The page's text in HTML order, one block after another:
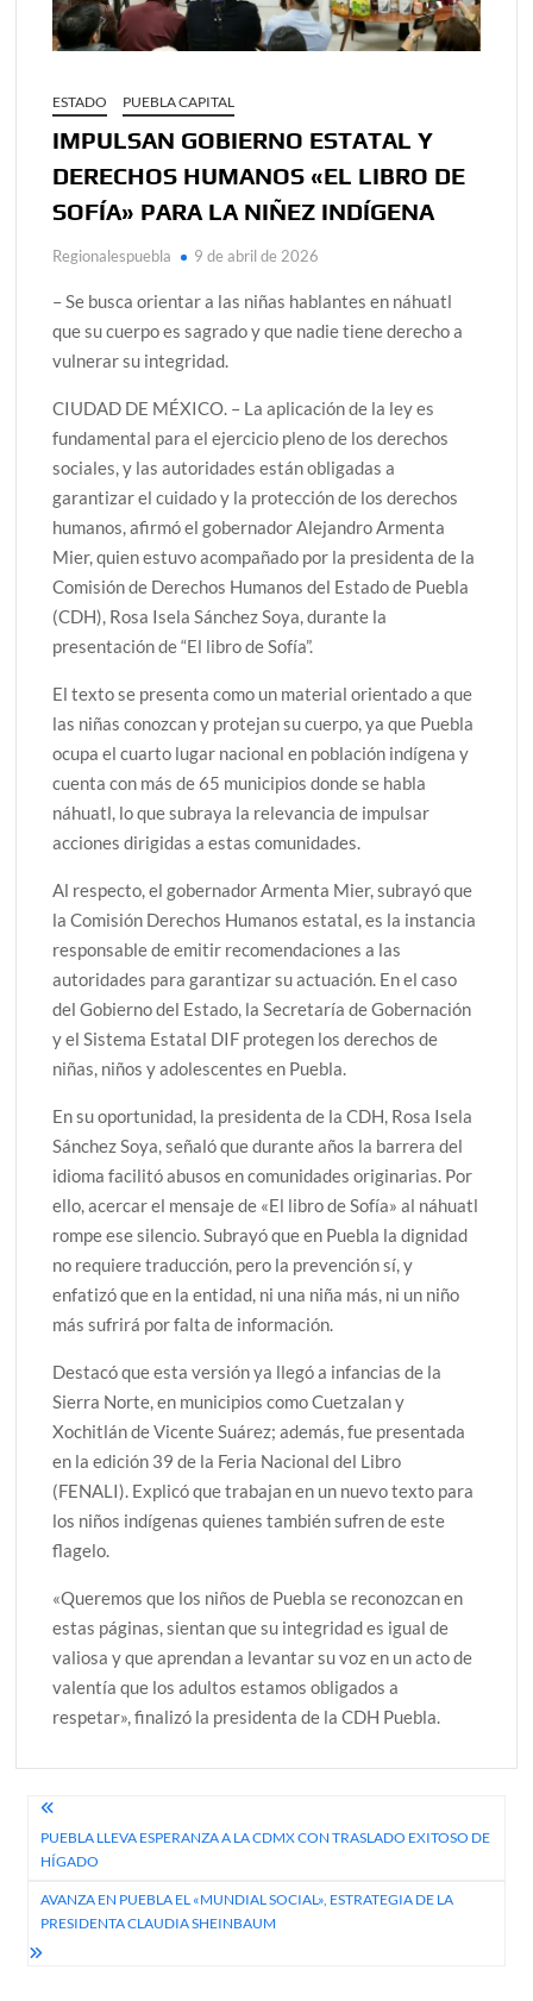
ESTADO PUEBLA CAPITAL
IMPULSAN GOBIERNO ESTATAL Y
DERECHOS HUMANOS «EL LIBRO DE
SOFÍA» PARA LA NIÑEZ INDÍGENA
Regionalespuebla 9 de abril de 2026
– Se busca orientar a las niñas hablantes en náhuatl
que su cuerpo es sagrado y que nadie tiene derecho a
vulnerar su integridad.
CIUDAD DE MÉXICO. – La aplicación de la ley es
fundamental para el ejercicio pleno de los derechos
sociales, y las autoridades están obligadas a
garantizar el cuidado y la protección de los derechos
humanos, afirmó el gobernador Alejandro Armenta
Mier, quien estuvo acompañado por la presidenta de la
Comisión de Derechos Humanos del Estado de Puebla
(CDH), Rosa Isela Sánchez Soya, durante la
presentación de “El libro de Sofía”.
El texto se presenta como un material orientado a que
las niñas conozcan y protejan su cuerpo, ya que Puebla
ocupa el cuarto lugar nacional en población indígena y
cuenta con más de 65 municipios donde se habla
náhuatl, lo que subraya la relevancia de impulsar
acciones dirigidas a estas comunidades.
Al respecto, el gobernador Armenta Mier, subrayó que
la Comisión Derechos Humanos estatal, es la instancia
responsable de emitir recomendaciones a las
autoridades para garantizar su actuación. En el caso
del Gobierno del Estado, la Secretaría de Gobernación
y el Sistema Estatal DIF protegen los derechos de
niñas, niños y adolescentes en Puebla.
En su oportunidad, la presidenta de la CDH, Rosa Isela
Sánchez Soya, señaló que durante años la barrera del
idioma facilitó abusos en comunidades originarias. Por
ello, acercar el mensaje de «El libro de Sofía» al náhuatl
rompe ese silencio. Subrayó que en Puebla la dignidad
no requiere traducción, pero la prevención sí, y
enfatizó que en la entidad, ni una niña más, ni un niño
más sufrirá por falta de información.
Destacó que esta versión ya llegó a infancias de la
Sierra Norte, en municipios como Cuetzalan y
Xochitlán de Vicente Suárez; además, fue presentada
en la edición 39 de la Feria Nacional del Libro
(FENALI). Explicó que trabajan en un nuevo texto para
los niños indígenas quienes también sufren de este
flagelo.
«Queremos que los niños de Puebla se reconozcan en
estas páginas, sientan que su integridad es igual de
valiosa y que aprendan a levantar su voz en un acto de
valentía que los adultos estamos obligados a
respetar», finalizó la presidenta de la CDH Puebla.
Navegación
de
entradas
PUEBLA LLEVA ESPERANZA A LA CDMX CON TRASLADO EXITOSO DE
HÍGADO
AVANZA EN PUEBLA EL «MUNDIAL SOCIAL», ESTRATEGIA DE LA
PRESIDENTA CLAUDIA SHEINBAUM